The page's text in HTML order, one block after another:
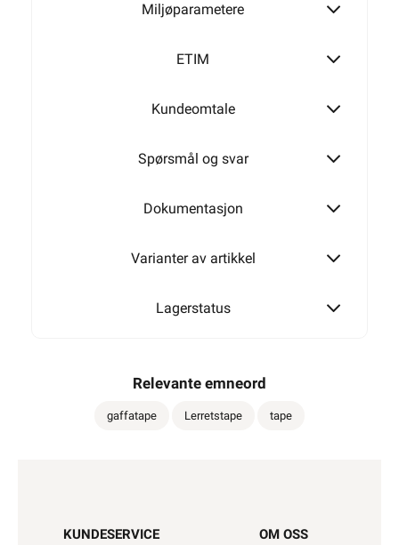
Miljøparametere
ETIM
Kundeomtale
Spørsmål og svar
Dokumentasjon
Varianter av artikkel
Lagerstatus
Relevante emneord
gaffatape Lerretstape tape
KUNDESERVICE OM OSS